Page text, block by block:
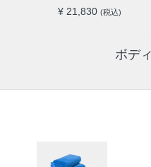
¥ 21,830 (税込)
ボデ